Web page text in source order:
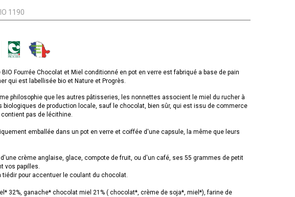
1190
Fourrée Chocolat et Miel conditionné en pot en verre est fabriqué a base de pain
qui est labellisée bio et Nature et Progrès.
philosophie que les autres pâtisseries, les nonnettes associent le miel du rucher à
biologiques de production locale, sauf le chocolat, bien sûr, qui est issu de commerce
pas de lécithine.
emballée dans un pot en verre et coiffée d'une capsule, la même que leurs
crème anglaise, glace, compote de fruit, ou d'un café, ses 55 grammes de petit
vos papilles.
tiédir pour accentuer le coulant du chocolat.
32%, ganache* chocolat miel 21% ( chocolat*, crème de soja*, miel*), farine de